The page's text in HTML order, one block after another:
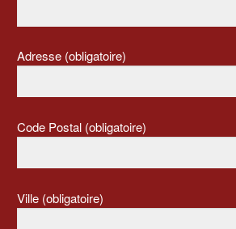
Adresse (obligatoire)
Code Postal (obligatoire)
Ville (obligatoire)